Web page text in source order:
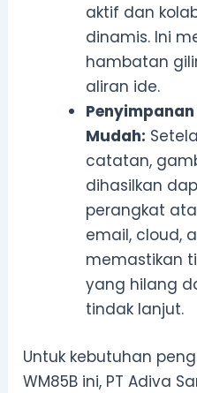
aktif dan
dinamis. Ini
hambatan
aliran ide.
Mudah:
catatan,
dihasilkan
perangkat
email, cloud,
memastikan
yang hilang
tindak lanjut.
Untuk kebutuhan
WM85B ini, PT Adiva